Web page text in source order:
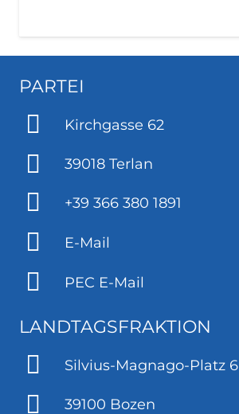
PARTEI
Kirchgasse 62
39018 Terlan
+39 366 380 1891
E-Mail
PEC E-Mail
LANDTAGSFRAKTION
Silvius-Magnago-Platz 6
39100 Bozen